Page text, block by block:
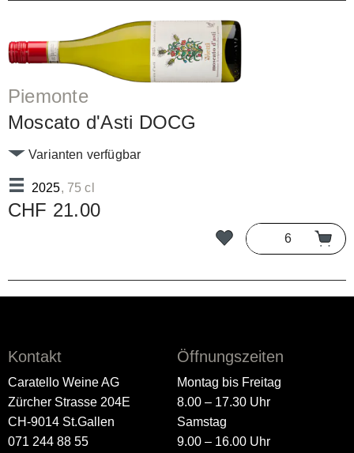
Piemonte
Moscato d'Asti DOCG
2025, 75 cl
Varianten verfügbar
CHF 21.00
Kontakt
Caratello Weine AG
Zürcher Strasse 204E
CH-9014 St.Gallen
071 244 88 55
Öffnungszeiten
Montag bis Freitag
8.00 – 17.30 Uhr
Samstag
9.00 – 16.00 Uhr